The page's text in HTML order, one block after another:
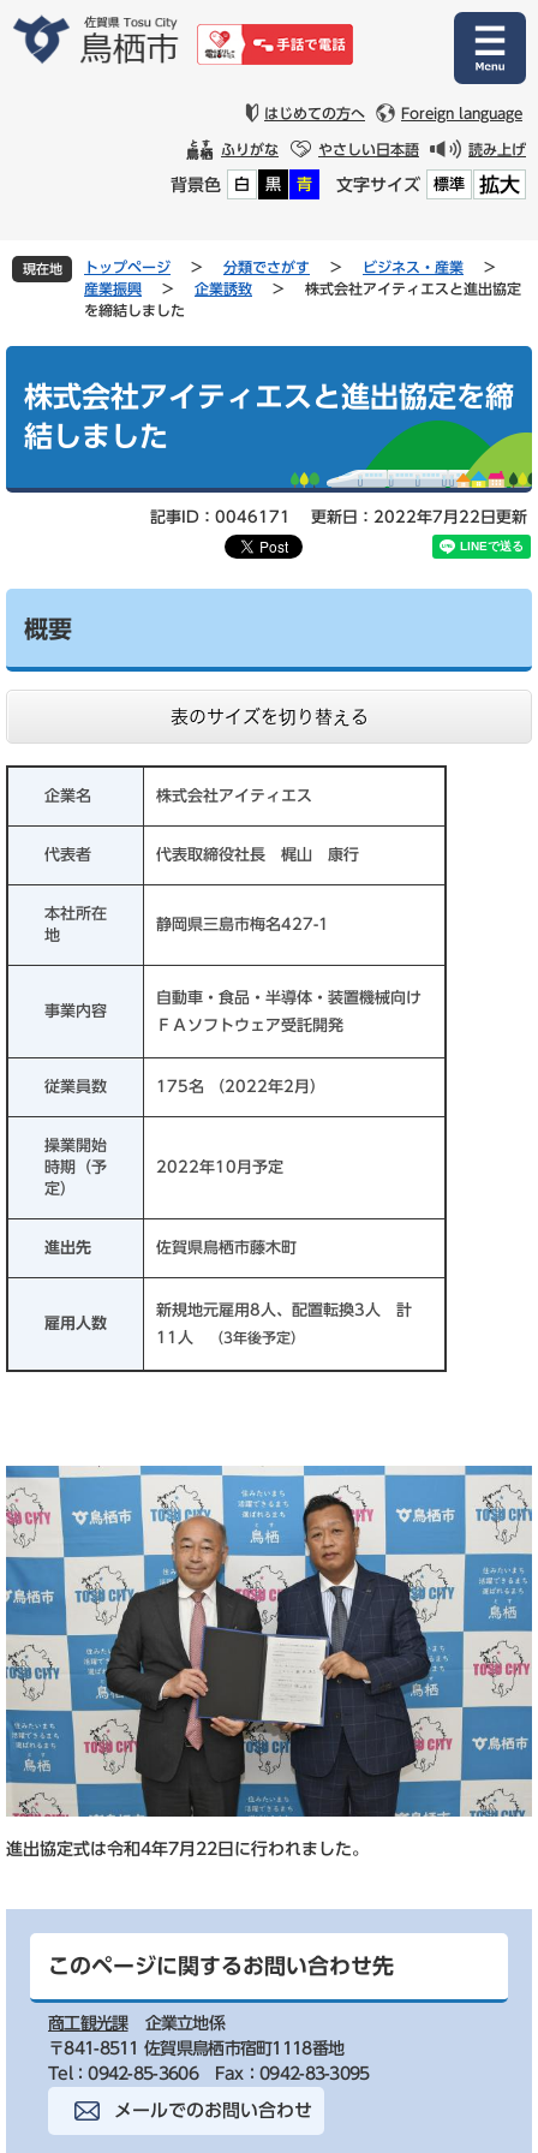
文
はじめての方へ Foreign language
ふりがな やさしい日本語 読み上げ
背景色 白 黒 青 文字サイズ 標準 拡大
現在地 トップページ > 分類でさがす > ビジネス・産業
>
産業振興
> 企業誘致 >
株式会社アイティエスと進出協定
を締結しました
株式会社アイティエスと進出協定を締
結しました
記事ID：0046171 更新日：2022年7月22日更新
概要
表のサイズを切り替える
企業名 株式会社アイティエス
代表者 代表取締役社長 梶山 康行
本社所在
地
静岡県三島市梅名427-1
事業内容
自動車・食品・半導体・装置機械向け
ＦＡソフトウェア受託開発
従業員数 175名 （2022年2月）
操業開始
時期（予
定）
2022年10月予定
進出先 佐賀県鳥栖市藤木町
雇用人数
新規地元雇用8人、配置転換3人 計
11人
（3年後予定）
進出協定式は令和4年7月22日に行われました。
このページに関するお問い合わせ先
商工観光課
企業立地係
〒841-8511 佐賀県鳥栖市宿町1118番地
Tel：0942-85-3606
Fax：0942-83-3095
メールでのお問い合わせ